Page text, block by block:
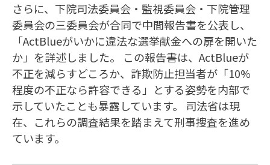
さらに、下院司法委員会・監視委員会・下院管理
委員会の三委員会が合同で中間報告書を公表し、
「ActBlueがいかに違法な選挙献金への扉を開いた
か」を詳述しました。 この報告書は、ActBlueが
不正を減らすどころか、詐欺防止担当者が「10%
程度の不正なら許容できる」とする姿勢を内部で
示していたことも暴露しています。 司法省は現
在、これらの調査結果を踏まえて刑事捜査を進め
ています。